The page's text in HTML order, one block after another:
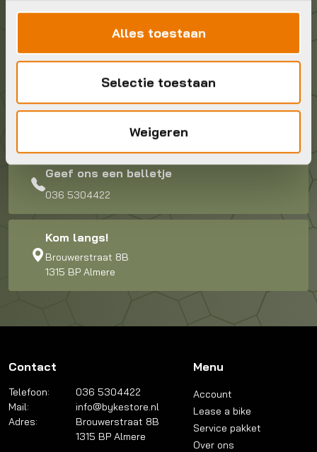
Alles toestaan
Selectie toestaan
Weigeren
Graag in contact komen?
Wij staan voor je klaar! Neem contact op via de
Stuur ons een e-mail
Geef ons een belletje
036 5304422
Kom langs!
Brouwerstraat 8B
1315 BP Almere
Contact
Telefoon:
036 5304422
Mail:
info@bykestore.nl
Adres:
Brouwerstraat 8B
1315 BP Almere
Menu
Account
Lease a bike
Service pakket
Over ons